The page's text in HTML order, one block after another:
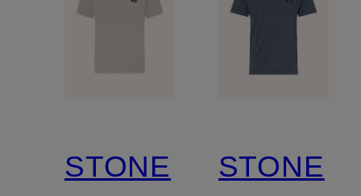
STONE
STONE